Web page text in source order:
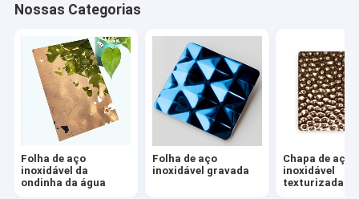
Folha de aço inoxidável martelada
Folha de aço inoxidável laminada
Folha de aço inoxidável
Folha de aço inoxidável anti-impressão digital
Nossas Categorias
Folha de aço
inoxidável da
ondinha da água
Folha de aço
inoxidável gravada
Chapa de aço
inoxidável
texturizada